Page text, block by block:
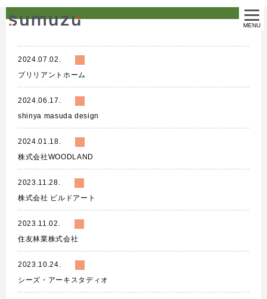
MENU
2024.07.02.
ブリリアントホーム
2024.06.17.
shinya masuda design
2024.01.18.
株式会社WOODLAND
2023.11.28.
株式会社 ビルドアート
2023.11.02.
住友林業株式会社
2023.10.24.
シーズ・アーキスタディオ